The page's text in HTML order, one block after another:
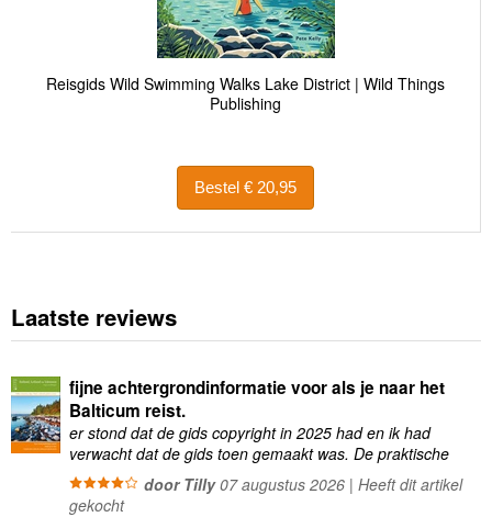
Reisgids Wild Swimming Walks Lake District | Wild Things
Publishing
Bestel € 20,95
Laatste reviews
fijne achtergrondinformatie voor als je naar het
Balticum reist.
er stond dat de gids copyright in 2025 had en ik had
verwacht dat de gids toen gemaakt was. De praktische
informatie was vaak wat …
door Tilly07 augustus 2026 | Heeft dit artikel
gekocht